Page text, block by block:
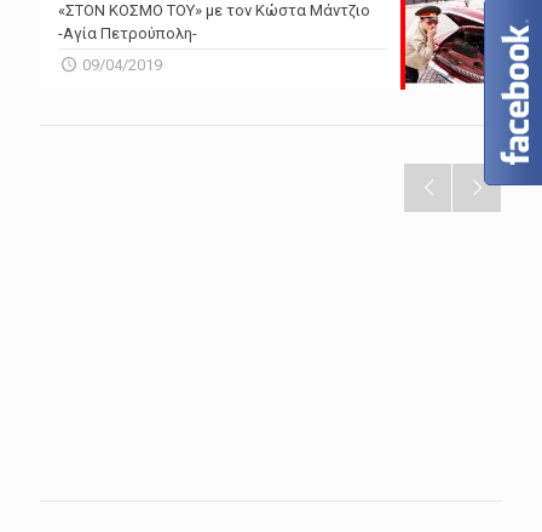
«ΣΤΟΝ ΚΟΣΜΟ ΤΟΥ» με τον Κώστα Μάντζιο
-Αγία Πετρούπολη-
09/04/2019